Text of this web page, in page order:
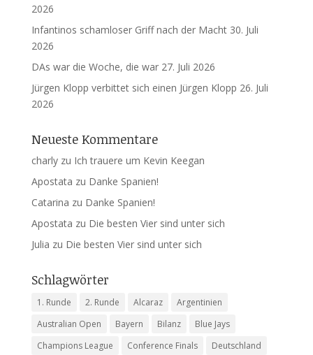
2026
Infantinos schamloser Griff nach der Macht 30. Juli
2026
DAs war die Woche, die war 27. Juli 2026
Jürgen Klopp verbittet sich einen Jürgen Klopp 26. Juli
2026
Neueste Kommentare
charlyzu Ich trauere um Kevin Keegan
Apostata zu Danke Spanien!
Catarina zu Danke Spanien!
Apostata zu Die besten Vier sind unter sich
Julia zu Die besten Vier sind unter sich
Schlagwörter
1. Runde 2. Runde Alcaraz
Argentinien
Australian Open
Bayern Bilanz
Blue Jays
Champions League
Conference Finals
Deutschland